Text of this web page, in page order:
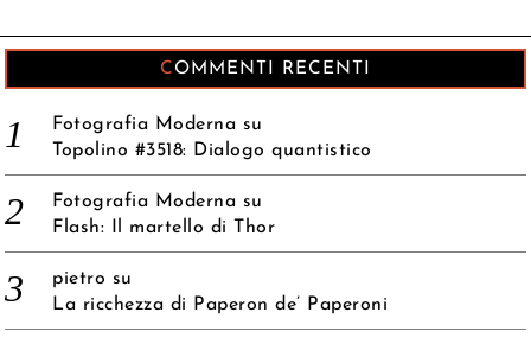
COMMENTI RECENTI
Fotografia Moderna su
Topolino #3518: Dialogo quantistico
Fotografia Moderna su
Flash: Il martello di Thor
pietro su
La ricchezza di Paperon de’ Paperoni